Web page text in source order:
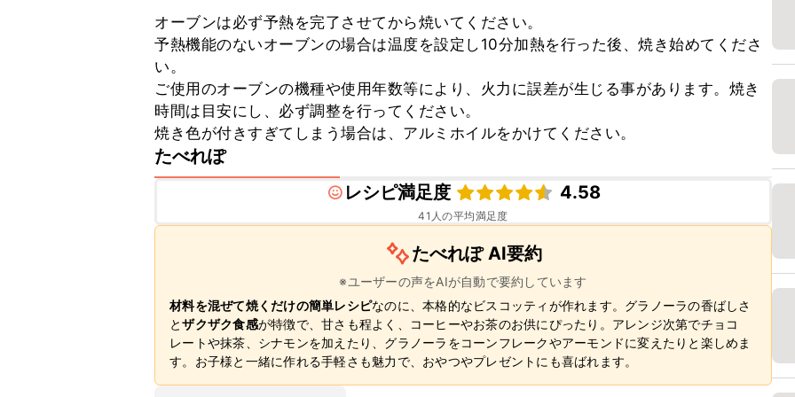
オーブンは必ず予熱を完了させてから焼いてください。
予熱機能のないオーブンの場合は温度を設定し10分加熱を行った後、焼き始めてくださ
い。
ご使用のオーブンの機種や使用年数等により、火力に誤差が生じる事があります。焼き
時間は目安にし、必ず調整を行ってください。
焼き色が付きすぎてしまう場合は、アルミホイルをかけてください。
たべれぽ
レシピ満足度
4.58
41 人の平均満足度
たべれぽ AI要約
※ユーザーの声をAIが自動で要約しています
材料を混ぜて焼くだけの簡単レシピなのに、本格的なビスコッティが作れます。グラノーラの香ばしさ
とザクザク食感が特徴で、甘さも程よく、コーヒーやお茶のお供にぴったり。アレンジ次第でチョコ
レートや抹茶、シナモンを加えたり、グラノーラをコーンフレークやアーモンドに変えたりと楽しめま
す。お子様と一緒に作れる手軽さも魅力で、おやつやプレゼントにも喜ばれます。